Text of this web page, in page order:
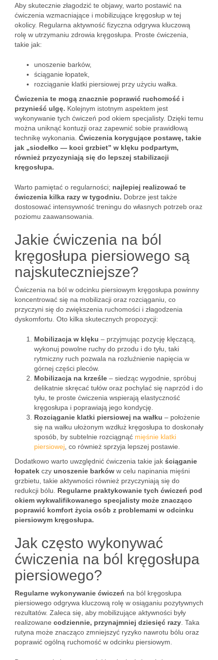
Aby skutecznie złagodzić te objawy, warto postawić na
ćwiczenia wzmacniające i mobilizujące kręgosłup w tej
okolicy. Regularna aktywność fizyczna odgrywa kluczową
rolę w utrzymaniu zdrowia kręgosłupa. Proste ćwiczenia,
takie jak:
unoszenie barków,
ściąganie łopatek,
rozciąganie klatki piersiowej przy użyciu wałka.
Ćwiczenia te mogą znacznie poprawić ruchomość i
przynieść ulgę. Kolejnym istotnym aspektem jest
wykonywanie tych ćwiczeń pod okiem specjalisty. Dzięki temu
można uniknąć kontuzji oraz zapewnić sobie prawidłową
technikę wykonania. Ćwiczenia korygujące postawę, takie
jak „siodełko — koci grzbiet” w klęku podpartym,
również przyczyniają się do lepszej stabilizacji
kręgosłupa.
Warto pamiętać o regularności; najlepiej realizować te
ćwiczenia kilka razy w tygodniu. Dobrze jest także
dostosować intensywność treningu do własnych potrzeb oraz
poziomu zaawansowania.
Jakie ćwiczenia na ból
kręgosłupa piersiowego są
najskuteczniejsze?
Ćwiczenia na ból w odcinku piersiowym kręgosłupa powinny
koncentrować się na mobilizacji oraz rozciąganiu, co
przyczyni się do zwiększenia ruchomości i złagodzenia
dyskomfortu. Oto kilka skutecznych propozycji:
Mobilizacja w klęku – przyjmując pozycję klęczącą,
wykonuj powolne ruchy do przodu i do tyłu, taki
rytmiczny ruch pozwala na rozluźnienie napięcia w
górnej części pleców.
Mobilizacja na krześle – siedząc wygodnie, spróbuj
delikatnie skręcać tułów oraz pochylać się naprzód i do
tyłu, te proste ćwiczenia wspierają elastyczność
kręgosłupa i poprawiają jego kondycję.
Rozciąganie klatki piersiowej na wałku – położenie
się na wałku ułożonym wzdłuż kręgosłupa to doskonały
sposób, by subtelnie rozciągnąć mięśnie klatki
piersiowej , co również sprzyja lepszej postawie.
Dodatkowo warto uwzględnić ćwiczenia takie jak ściąganie
łopatek czy unoszenie barków w celu napinania mięśni
grzbietu, takie aktywności również przyczyniają się do
redukcji bólu. Regularne praktykowanie tych ćwiczeń pod
okiem wykwalifikowanego specjalisty może znacząco
poprawić komfort życia osób z problemami w odcinku
piersiowym kręgosłupa.
Jak często wykonywać
ćwiczenia na ból kręgosłupa
piersiowego?
Regularne wykonywanie ćwiczeń na ból kręgosłupa
piersiowego odgrywa kluczową rolę w osiąganiu pozytywnych
rezultatów. Zaleca się, aby mobilizujące aktywności były
realizowane codziennie, przynajmniej dziesięć razy . Taka
rutyna może znacząco zmniejszyć ryzyko nawrotu bólu oraz
poprawić ogólną ruchomość w odcinku piersiowym.